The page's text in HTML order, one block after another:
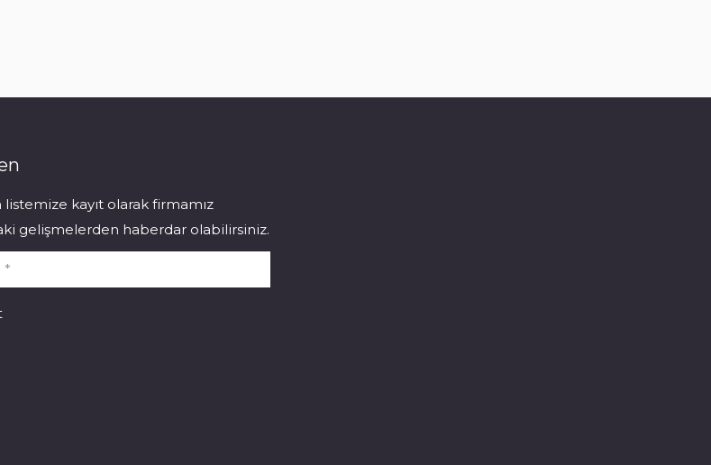
kayıt olarak firmamız
gelişmelerden haberdar olabilirsiniz.